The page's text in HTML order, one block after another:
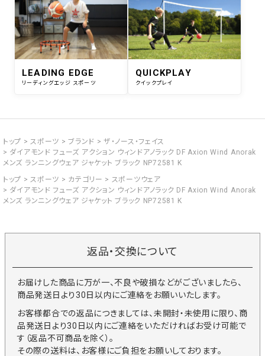
LEADING EDGE
リーディングエッジ スポーツ
QUICKPLAY
クイックプレイ
トップ スポーツ ブランド
ザ・ノース・フェイス
ダイアモンド フューズ アクション ウィンドアノラック DF Axion Wind Anorak
メンズ ランニングウェア ジャケット ブラック NP72581 K
トップ
スポーツ カテゴリー
スポーツウェア
ダイアモンド フューズ アクション ウィンドアノラック DF Axion Wind Anorak
メンズ ランニングウェア ジャケット ブラック NP72581 K
返品・交換について
お届けした商品に万が一、不良や破損などがございましたら、
商品発送日より30日以内にご連絡をお願いいたします。
お客様都合での返品につきましては、未開封・未使用に限り、商
品発送日より30日以内にご連絡をいただければお受け可能で
す（返品不可商品を除く）。
その際の送料は、お客様にご負担をお願いしております。